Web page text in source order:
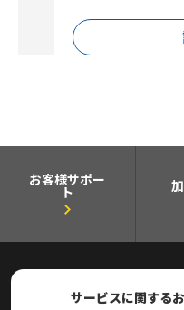
お客様サポー
ト
サービスに関する